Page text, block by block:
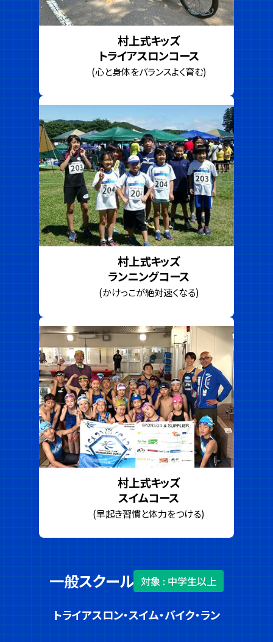
村上式キッズ
トライアスロンコース
(心と身体をバランスよく育む)
村上式キッズ
ランニングコース
(かけっこが絶対速くなる)
村上式キッズ
スイムコース
(早起き習慣と体力をつける)
一般スクール 対象 : 中学生以上
トライアスロン・スイム・バイク・ラン